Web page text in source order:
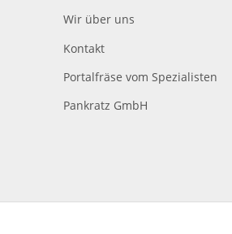
Wir über uns
Kontakt
Portalfräse vom Spezialisten
Pankratz GmbH